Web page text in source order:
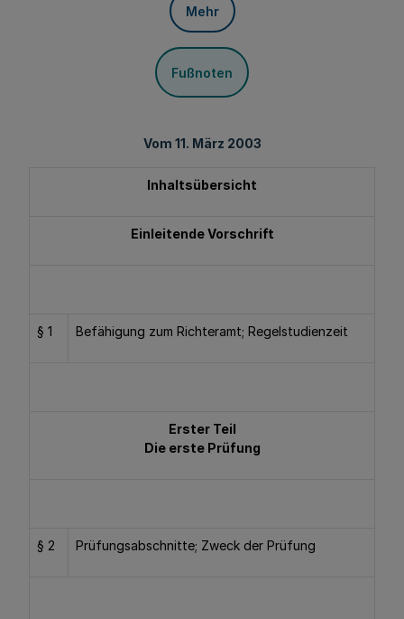
Mehr
Fußnoten
Vom 11. März 2003
Inhaltsübersicht
Einleitende Vorschrift
§ 1 Befähigung zum Richteramt; Regelstudienzeit
Erster Teil
Die erste Prüfung
§ 2 Prüfungsabschnitte; Zweck der Prüfung